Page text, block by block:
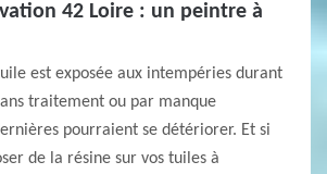
42 Loire : un peintre à
est exposée aux intempéries durant
traitement ou par manque
pourraient se détériorer. Et si
de la résine sur vos tuiles à